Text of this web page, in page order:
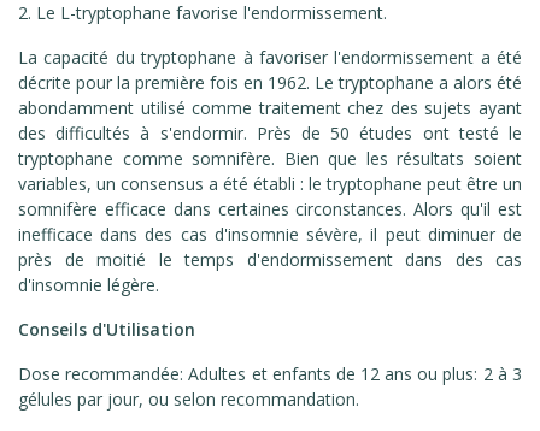
2. Le L-tryptophane favorise l'endormissement.
La capacité du tryptophane à favoriser l'endormissement a été
décrite pour la première fois en 1962. Le tryptophane a alors été
abondamment utilisé comme traitement chez des sujets ayant
des difficultés à s'endormir. Près de 50 études ont testé le
tryptophane comme somnifère. Bien que les résultats soient
variables, un consensus a été établi : le tryptophane peut être un
somnifère efficace dans certaines circonstances. Alors qu'il est
inefficace dans des cas d'insomnie sévère, il peut diminuer de
près de moitié le temps d'endormissement dans des cas
d'insomnie légère.
Conseils d'Utilisation
Dose recommandée: Adultes et enfants de 12 ans ou plus: 2 à 3
gélules par jour, ou selon recommandation.